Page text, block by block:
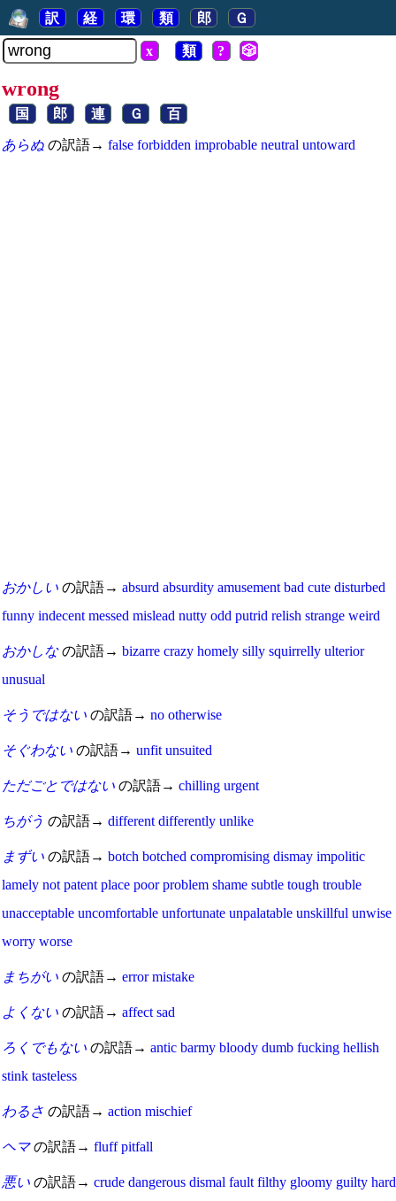
訳 経 環 類 郎 Ｇ
x 類 ? 🎲
wrong
国 郎 連 Ｇ 百
あらぬ の訳語→ false forbidden improbable neutral untoward
おかしい の訳語→ absurd absurdity amusement bad cute disturbed
funny indecent messed mislead nutty odd putrid relish strange weird
おかしなの訳語→ bizarre crazy homely silly squirrelly ulterior
unusual
そうではない の訳語→ no otherwise
そぐわない の訳語→ unfit unsuited
ただごとではない の訳語→ chilling urgent
ちがう の訳語→ different differently unlike
まずい の訳語→ botch botched compromising dismay impolitic
lamely not patent place poor problem shame subtle tough trouble
unacceptable uncomfortable unfortunate unpalatable unskillful unwise
worry worse
まちがい の訳語→ error mistake
よくない の訳語→ affect sad
ろくでもない の訳語→ antic barmy bloody dumb fucking hellish
stink tasteless
わるさ の訳語→ action mischief
ヘマの訳語→ fluff pitfall
悪い の訳語→ crude dangerous dismal fault filthy gloomy guilty hard